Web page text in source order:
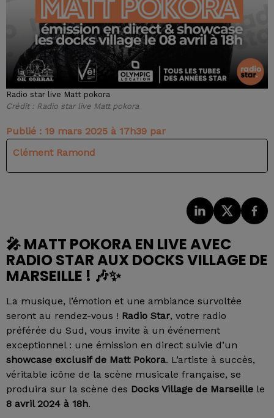
Radio star live Matt pokora
Crédit : Radio star live Matt pokora
Publié : 19 mars 2025 à 17h39 par
Clément Ramond
🎤 MATT POKORA EN LIVE AVEC
RADIO STAR AUX DOCKS VILLAGE DE
MARSEILLE ! 🎶✨
La musique, l’émotion et une ambiance survoltée
seront au rendez-vous ! Radio Star, votre radio
préférée du Sud, vous invite à un événement
exceptionnel : une émission en direct suivie d’un
showcase exclusif de Matt Pokora. L’artiste à succès,
véritable icône de la scène musicale française, se
produira sur la scène des Docks Village de Marseille le
8 avril 2024 à 18h.